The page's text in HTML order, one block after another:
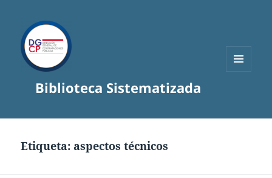
Biblioteca Sistematizada
Etiqueta:aspectos técnicos